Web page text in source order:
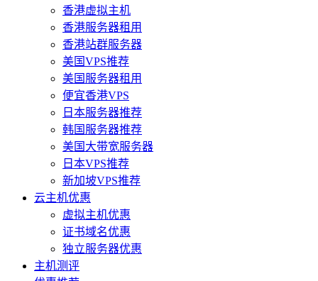
香港虚拟主机
香港服务器租用
香港站群服务器
美国VPS推荐
美国服务器租用
便宜香港VPS
日本服务器推荐
韩国服务器推荐
美国大带宽服务器
日本VPS推荐
新加坡VPS推荐
云主机优惠
虚拟主机优惠
证书域名优惠
独立服务器优惠
主机测评